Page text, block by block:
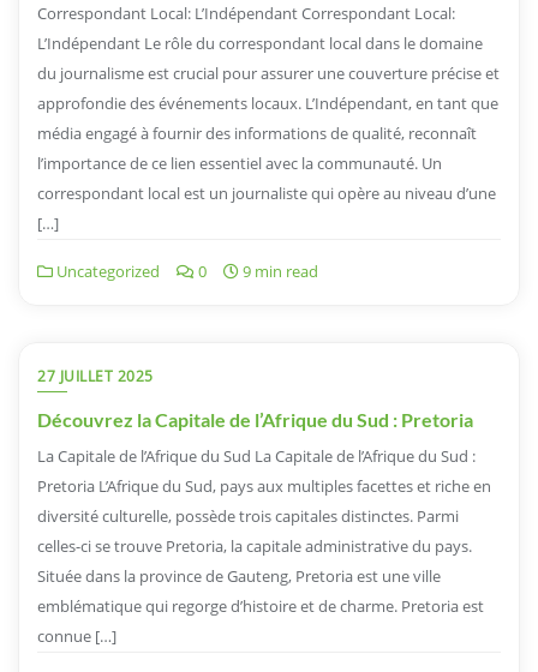
Correspondant Local: L’Indépendant Correspondant Local:
L’Indépendant Le rôle du correspondant local dans le domaine
du journalisme est crucial pour assurer une couverture précise et
approfondie des événements locaux. L’Indépendant, en tant que
média engagé à fournir des informations de qualité, reconnaît
l’importance de ce lien essentiel avec la communauté. Un
correspondant local est un journaliste qui opère au niveau d’une
[…]
Uncategorized 0 9 min read
27 JUILLET 2025
Découvrez la Capitale de l’Afrique du Sud : Pretoria
La Capitale de l’Afrique du Sud La Capitale de l’Afrique du Sud :
Pretoria L’Afrique du Sud, pays aux multiples facettes et riche en
diversité culturelle, possède trois capitales distinctes. Parmi
celles-ci se trouve Pretoria, la capitale administrative du pays.
Située dans la province de Gauteng, Pretoria est une ville
emblématique qui regorge d’histoire et de charme. Pretoria est
connue […]